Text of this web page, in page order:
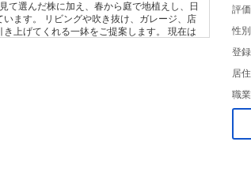
て選んだ株に加え、春から庭で地植えし、日
ます。 リビングや吹き抜け、ガレージ、店
上げてくれる一鉢をご提案します。 現在は
「新居にまとめて植物を揃えたい」 そんな
評価
性別
登
居
職業